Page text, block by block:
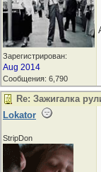
Зарегистрирован:
Aug 2014
Сообщения: 6,790
Re: Зажигалка
Lokator
StripDon